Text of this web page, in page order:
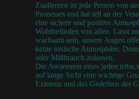
Zuallererst ist jede Person von
Prozesses und hat teil an der
eine sichere und positive
Wohlbefinden von allen. Lasst
wachsam sein, unsere Augen
keine toxische Atmosphäre,
oder Mißbrauch zulassen.
Die Awareness eines jeden
auf lange Sicht eine wichtige
Existenz und das Gedeihen der